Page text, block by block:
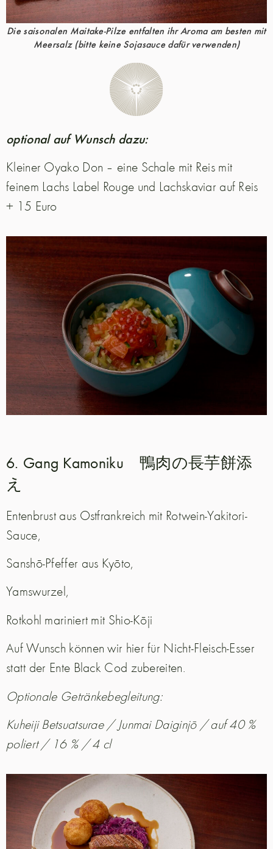
Die saisonalen Maitake-Pilze entfalten ihr Aroma am besten mit
Meersalz (bitte keine Sojasauce dafür verwenden)
optional auf Wunsch dazu:
Kleiner Oyako Don – eine Schale mit Reis mit
feinem Lachs Label Rouge und Lachskaviar auf Reis
+ 15 Euro
6. Gang Kamoniku 鴨肉の長芋餅添
え
Entenbrust aus Ostfrankreich mit Rotwein-Yakitori-
Sauce,
Sanshō-Pfeffer aus Kyōto,
Yamswurzel,
Rotkohl mariniert mit Shio-Kōji
Auf Wunsch können wir hier für Nicht-Fleisch-Esser
statt der Ente Black Cod zubereiten.
Optionale Getränkebegleitung:
Kuheiji Betsuatsurae / Junmai Daiginjō / auf 40 %
poliert / 16 % / 4 cl